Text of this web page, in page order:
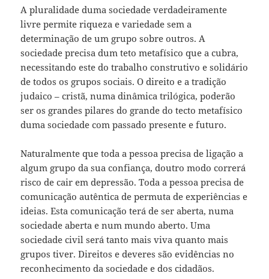
A pluralidade duma sociedade verdadeiramente
livre permite riqueza e variedade sem a
determinação de um grupo sobre outros. A
sociedade precisa dum teto metafísico que a cubra,
necessitando este do trabalho construtivo e solidário
de todos os grupos sociais. O direito e a tradição
judaico – cristã, numa dinâmica trilógica, poderão
ser os grandes pilares do grande do tecto metafísico
duma sociedade com passado presente e futuro.
Naturalmente que toda a pessoa precisa de ligação a
algum grupo da sua confiança, doutro modo correrá
risco de cair em depressão. Toda a pessoa precisa de
comunicação autêntica de permuta de experiências e
ideias. Esta comunicação terá de ser aberta, numa
sociedade aberta e num mundo aberto. Uma
sociedade civil será tanto mais viva quanto mais
grupos tiver. Direitos e deveres são evidências no
reconhecimento da sociedade e dos cidadãos.